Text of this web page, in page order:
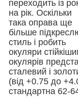
переходить із
на рік. Оскільки
така оправа ще
більше
стиль і робить
окуляри
окулярів
сталевий і
(від +0.75 до
стандартна 62-